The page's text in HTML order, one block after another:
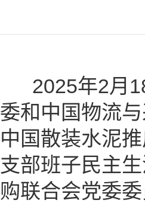
2025年2月18
委和中国物流
中国散装水泥
支部班子民主
购联合会党委